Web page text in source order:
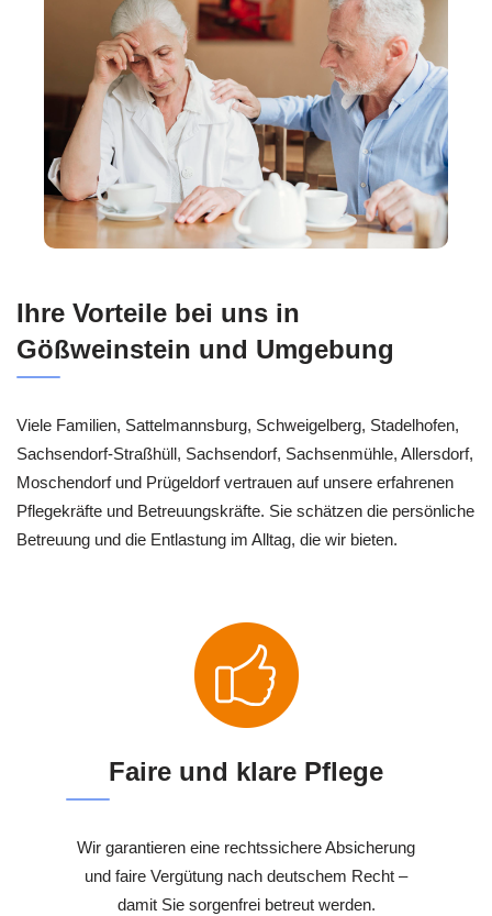
Ihre Vorteile bei uns in
Gößweinstein und Umgebung
Viele Familien, Sattelmannsburg, Schweigelberg, Stadelhofen,
Sachsendorf-Straßhüll, Sachsendorf, Sachsenmühle, Allersdorf,
Moschendorf und Prügeldorf vertrauen auf unsere erfahrenen
Pflegekräfte und Betreuungskräfte. Sie schätzen die persönliche
Betreuung und die Entlastung im Alltag, die wir bieten.
Faire und klare Pflege
Wir garantieren eine rechtssichere Absicherung
und faire Vergütung nach deutschem Recht –
damit Sie sorgenfrei betreut werden.